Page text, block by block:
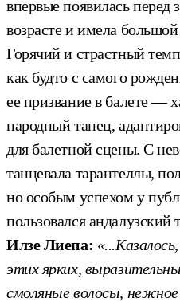
впервые появилась перед
возрасте и имела
Горячий и страстный
как будто с самого
ее призвание в балете —
народный танец,
для балетной сцены. С
танцевала тарантеллы,
но особым успехом у
пользовался андалузский
Илзе Лиепа:
этих ярких,
смоляные волосы,